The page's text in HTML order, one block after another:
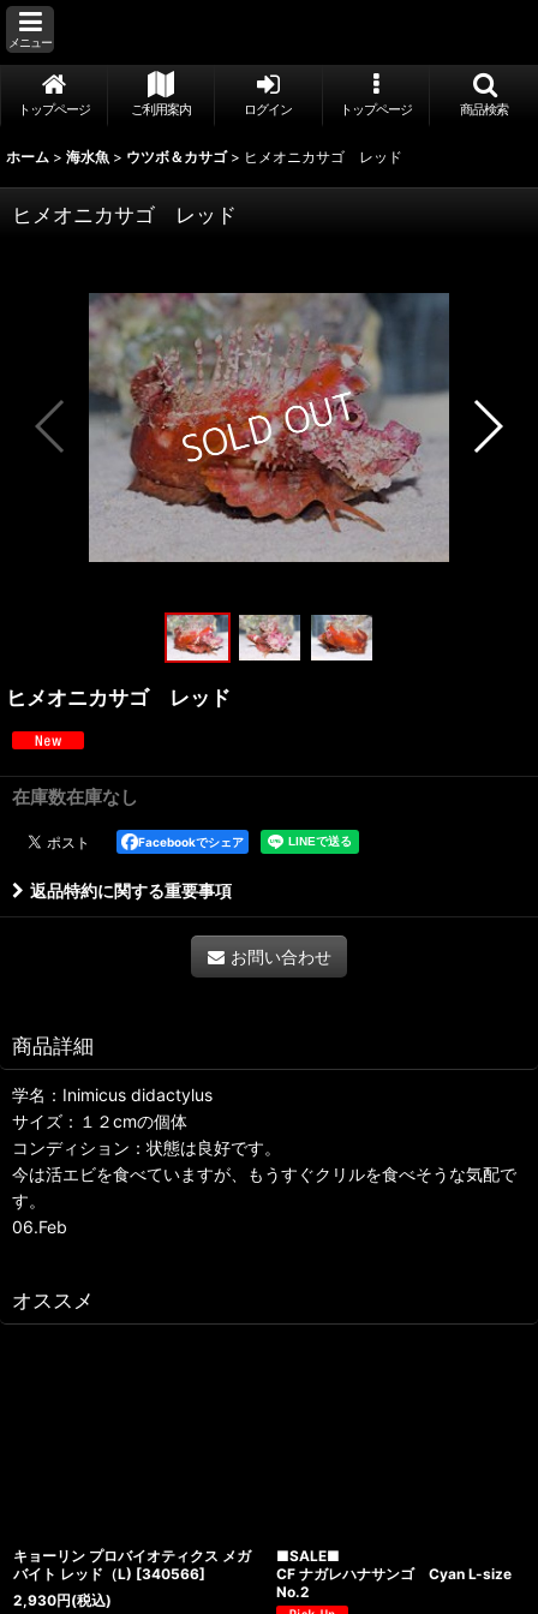
メニュー
トップページ ご利用案内 ログイン トップページ 商品検索
ホーム > 海水魚 > ウツボ＆カサゴ > ヒメオニカサゴ レッド
ヒメオニカサゴ レッド
ヒメオニカサゴ レッド
在庫数在庫なし
Facebookでシェア
返品特約に関する重要事項
お問い合わせ
商品詳細
学名：Inimicus didactylus
サイズ：１２cmの個体
コンディション：状態は良好です。
今は活エビを食べていますが、もうすぐクリルを食べそうな気配で
す。
06.Feb
オススメ
キョーリン プロバイオティクス メガ
バイト レッド（L) [340566]
2,930円(税込)
■SALE■
CF ナガレハナサンゴ Cyan L-size
No.2